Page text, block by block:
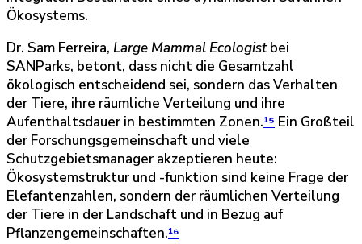
Ökosystems.
Dr. Sam Ferreira, Large Mammal Ecologistbei
SANParks, betont, dass nicht die Gesamtzahl
ökologisch entscheidend sei, sondern das Verhalten
der Tiere, ihre räumliche Verteilung und ihre
Aufenthaltsdauer in bestimmten Zonen.¹⁵ Ein Großteil
der Forschungsgemeinschaft und viele
Schutzgebietsmanager akzeptieren heute:
Ökosystemstruktur und -funktion sind keine Frage der
Elefantenzahlen, sondern der räumlichen Verteilung
der Tiere in der Landschaft und in Bezug auf
Pflanzengemeinschaften.¹⁶